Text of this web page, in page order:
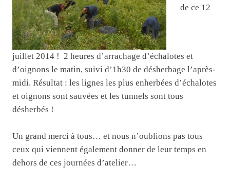
de ce 12
juillet 2014 ! 2 heures d’arrachage d’échalotes et
d’oignons le matin, suivi d’1h30 de désherbage l’après-
midi. Résultat : les lignes les plus enherbées d’échalotes
et oignons sont sauvées et les tunnels sont tous
désherbés !
Un grand merci à tous… et nous n’oublions pas tous
ceux qui viennent également donner de leur temps en
dehors de ces journées d’atelier…